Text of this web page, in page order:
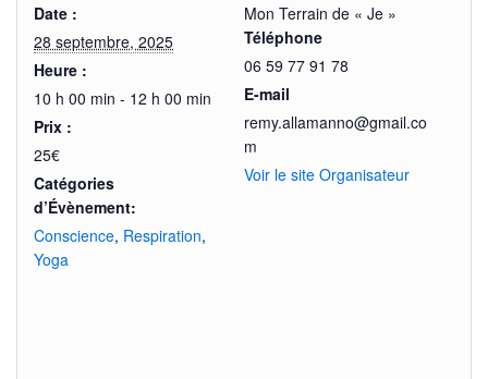
Date :
28 septembre, 2025
Heure :
10 h 00 min - 12 h 00 min
Prix :
25€
Catégories
d’Évènement:
Conscience, Respiration,
Yoga
Mon Terrain de « Je »
Téléphone
06 59 77 91 78
E-mail
remy.allamanno@gmail.co
m
Voir le site Organisateur